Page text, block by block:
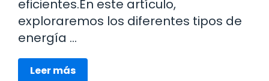
eficientes.En este artículo,
exploraremos los diferentes tipos de
energía …
Leer más